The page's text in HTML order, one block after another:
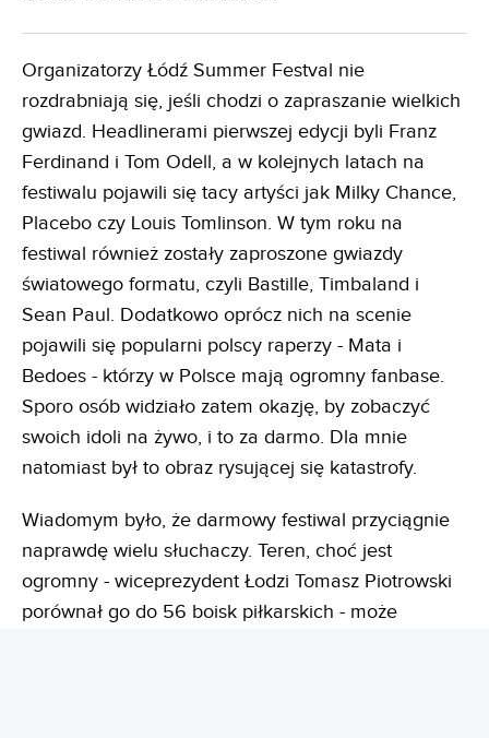
Organizatorzy Łódź Summer Festval nie
rozdrabniają się, jeśli chodzi o zapraszanie wielkich
gwiazd. Headlinerami pierwszej edycji byli Franz
Ferdinand i Tom Odell, a w kolejnych latach na
festiwalu pojawili się tacy artyści jak Milky Chance,
Placebo czy Louis Tomlinson. W tym roku na
festiwal również zostały zaproszone gwiazdy
światowego formatu, czyli Bastille, Timbaland i
Sean Paul. Dodatkowo oprócz nich na scenie
pojawili się popularni polscy raperzy - Mata i
Bedoes - którzy w Polsce mają ogromny fanbase.
Sporo osób widziało zatem okazję, by zobaczyć
swoich idoli na żywo, i to za darmo. Dla mnie
natomiast był to obraz rysującej się katastrofy.
Wiadomym było, że darmowy festiwal przyciągnie
naprawdę wielu słuchaczy. Teren, choć jest
ogromny - wiceprezydent Łodzi Tomasz Piotrowski
porównał go do 56 boisk piłkarskich - może